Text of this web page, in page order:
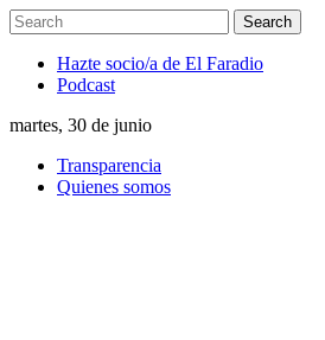
Hazte socio/a de El Faradio
Podcast
martes, 30 de junio
Transparencia
Quienes somos